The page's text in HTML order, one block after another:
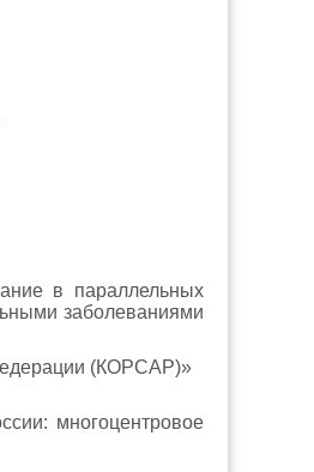
в параллельных
заболеваниями
(КОРСАР)»
многоцентровое